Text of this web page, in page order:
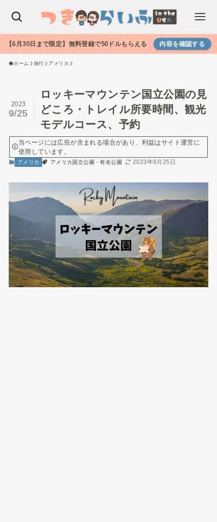
【6月30日まで限定】無料登録で50ドルもらえる 内容を確認する
ホーム 旅行 アメリカ
ロッキーマウンテン国立公園の見
どころ・トレイル所要時間、観光
モデルコース、予約
2023
9/25
当ページには広告が含まれる場合があり、利益はサイト運営に
使用しています。
アメリカ アメリカ国立公園・有名公園 2023年9月25日